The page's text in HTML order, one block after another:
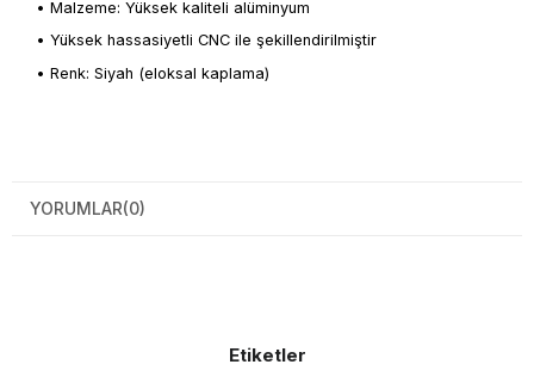
• Malzeme: Yüksek kaliteli alüminyum
• Yüksek hassasiyetli CNC ile şekillendirilmiştir
• Renk: Siyah (eloksal kaplama)
YORUMLAR(0)
Etiketler